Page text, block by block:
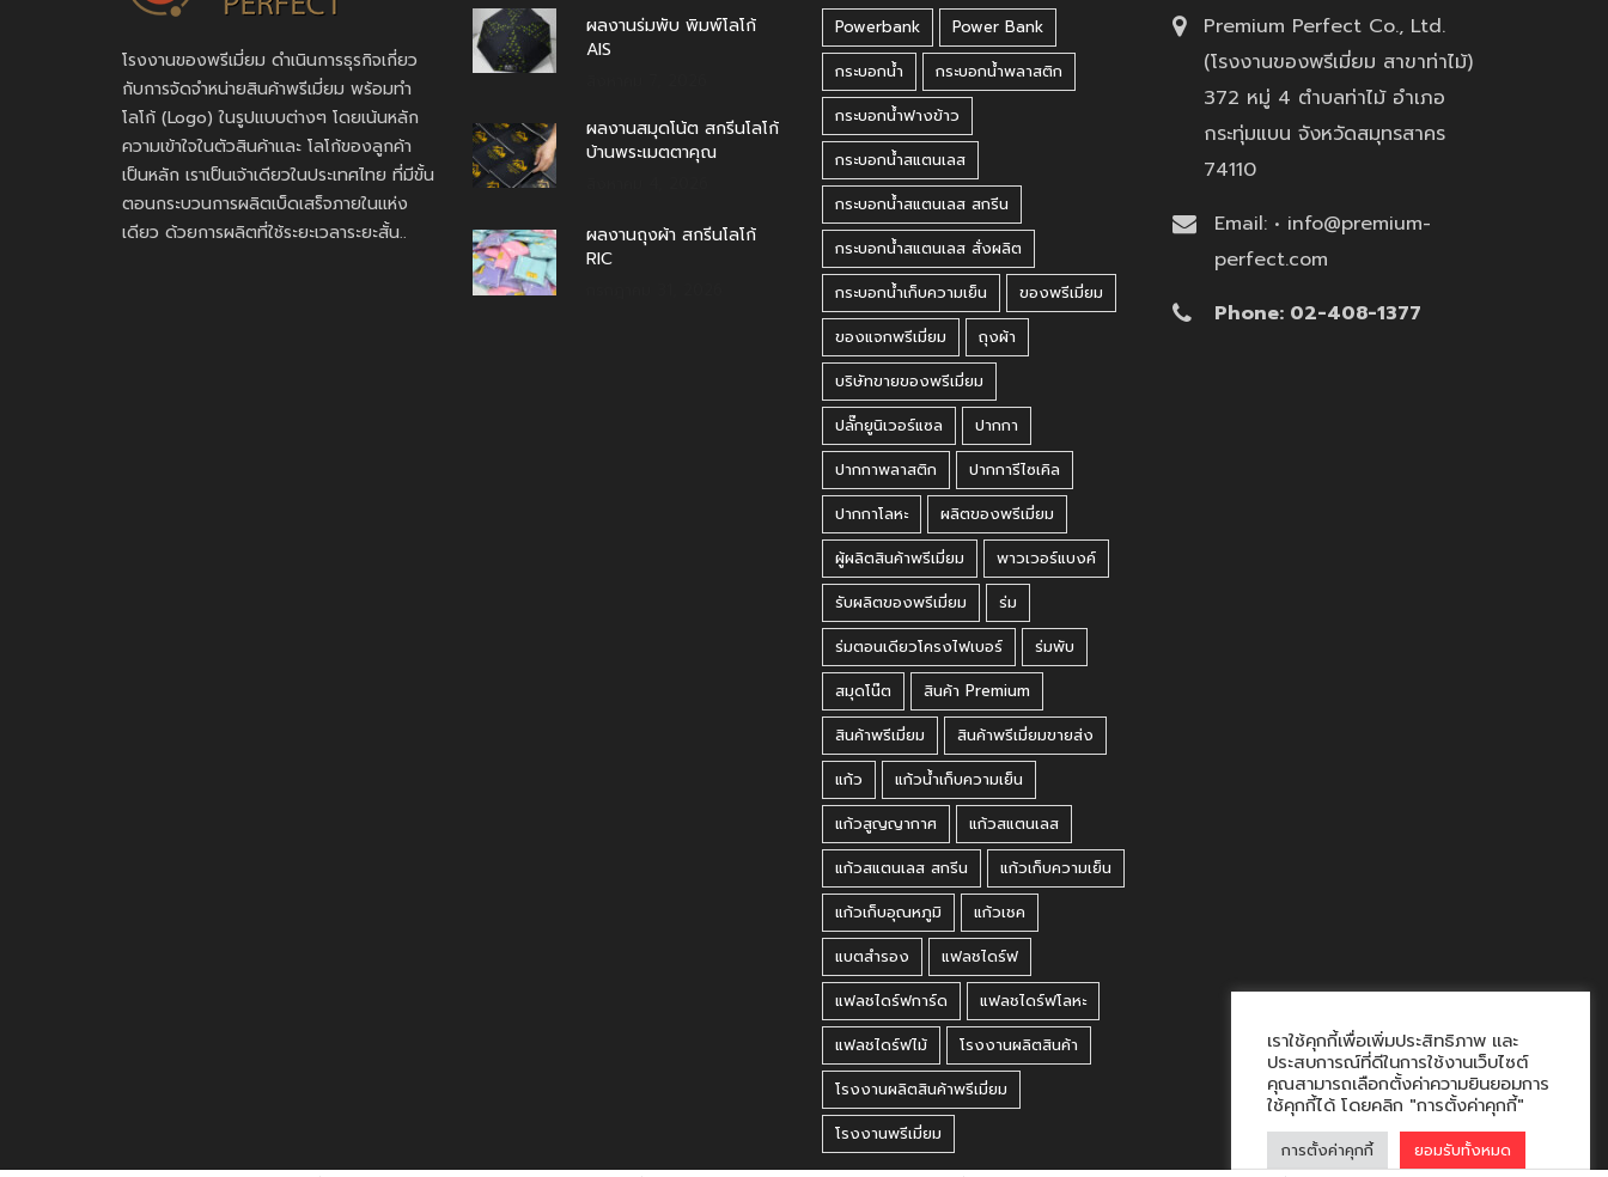
โรงงานของพรีเมี่ยม ดำเนินการธุรกิจเกี่ยว
กับการจัดจำหน่ายสินค้าพรีเมี่ยม พร้อมทำ
โลโก้ (Logo) ในรูปแบบต่างๆ โดยเน้นหลัก
ความเข้าใจในตัวสินค้าและ โลโก้ของลูกค้า
เป็นหลัก เราเป็นเจ้าเดียวในประเทศไทย ที่มีขั้น
ตอนกระบวนการผลิตเบ็ดเสร็จภายในแห่ง
เดียว ด้วยการผลิตที่ใช้ระยะเวลาระยะสั้น..
ผลงานร่มพับ พิมพ์โลโก้
AIS
ผลงานสมุดโน้ต สกรีนโลโก้
บ้านพระเมตตาคุณ
ผลงานถุงผ้า สกรีนโลโก้
RIC
Powerbank
Power Bank
กระบอกน้ำ
กระบอกน้ำพลาสติก
กระบอกน้ำฟางข้าว
กระบอกน้ำสแตนเลส
กระบอกน้ำสแตนเลส สกรีน
กระบอกน้ำสแตนเลส สั่งผลิต
กระบอกน้ำเก็บความเย็น
ของพรีเมี่ยม
ของแจกพรีเมี่ยม
ถุงผ้า
บริษัทขายของพรีเมี่ยม
ปลั๊กยูนิเวอร์แซล
ปากกา
ปากกาพลาสติก
ปากการีไซเคิล
ปากกาโลหะ
ผลิตของพรีเมี่ยม
ผู้ผลิตสินค้าพรีเมี่ยม
พาวเวอร์แบงค์
รับผลิตของพรีเมี่ยม
ร่ม
ร่มตอนเดียวโครงไฟเบอร์
ร่มพับ
สมุดโน๊ต
สินค้า Premium
สินค้าพรีเมี่ยม
สินค้าพรีเมี่ยมขายส่ง
แก้ว
แก้วน้ำเก็บความเย็น
แก้วสูญญากาศ
แก้วสแตนเลส
แก้วสแตนเลส สกรีน
แก้วเก็บความเย็น
แก้วเก็บอุณหภูมิ
แก้วเชค
แบตสำรอง
แฟลชไดร์ฟ
แฟลชไดร์ฟการ์ด
แฟลชไดร์ฟโลหะ
แฟลชไดร์ฟไม้
โรงงานผลิตสินค้า
โรงงานผลิตสินค้าพรีเมี่ยม
โรงงานพรีเมี่ยม
Premium Perfect Co., Ltd.
(โรงงานของพรีเมี่ยม สาขาท่าไม้)
372 หมู่ 4 ตำบลท่าไม้ อำเภอ
กระทุ่มแบน จังหวัดสมุทรสาคร
74110
Email: • info@premium-
perfect.com
Phone: 02-408-1377
เราใช้คุกกี้เพื่อเพิ่มประสิทธิภาพ และ
ประสบการณ์ที่ดีในการใช้งานเว็บไซต์
คุณสามารถเลือกตั้งค่าความยินยอมการ
ใช้คุกกี้ได้ โดยคลิก "การตั้งค่าคุกกี้"
การตั้งค่าคุกกี้ ยอมรับทั้งหมด